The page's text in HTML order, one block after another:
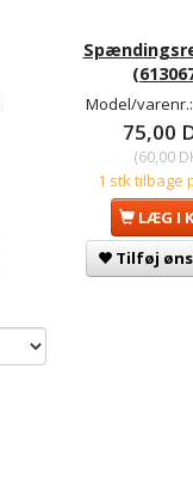
Model/varenr.:
75,00
(60,00
1 stk tilbage
LÆG I
Tilføj